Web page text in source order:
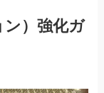
）強化ガ